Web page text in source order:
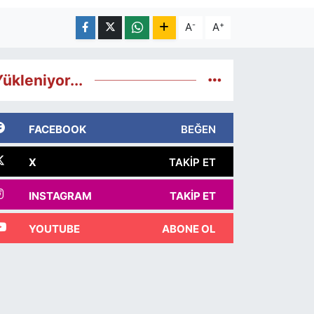
A- A+
FACEBOOK BEĞEN
X TAKIP ET
INSTAGRAM TAKIP ET
YOUTUBE ABONE OL